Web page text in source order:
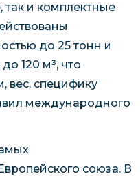
так и комплектные
до 25 тонн и
120 м³, что
вес, специфику
международного
союза. В